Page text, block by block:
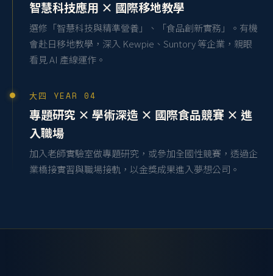
智慧科技應用 × 國際移地教學
選修「智慧科技與精準營養」、「食品創新實務」。有機
會赴日移地教學，深入 Kewpie、Suntory 等企業，親眼
看見 AI 產線運作。
大四 YEAR 04
專題研究 × 學術深造 × 國際食品競賽 × 進
入職場
加入老師實驗室做專題研究，或參加全國性競賽，透過企
業橋接實習與職場接軌，以金獎成果進入夢想公司。